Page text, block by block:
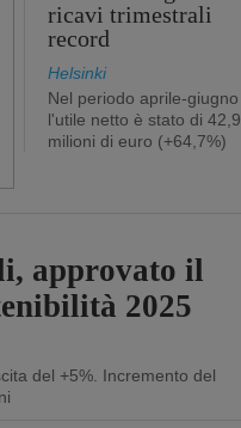
ricavi trimestrali
record
Helsinki
Nel periodo aprile-giugno
l'utile netto è stato di 42,9
milioni di euro (+64,7%)
approvato il
2025
del +5%. Incremento del